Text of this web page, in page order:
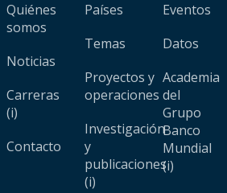
Quiénes
somos
Noticias
Carreras
(i)
Contacto
Países
Temas
Proyectos y
operaciones
Investigación
y
publicaciones
(i)
Eventos
Datos
Academia
del
Grupo
Banco
Mundial
(i)